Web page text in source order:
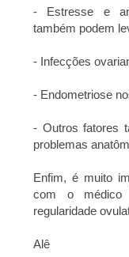
- Estresse e
também podem
- Infecções
- Endometriose
- Outros fatores
problemas
Enfim, é muito
com o
regularidade
Alê